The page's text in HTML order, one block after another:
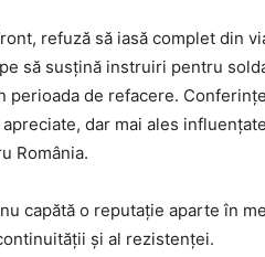
refuză să iasă complet din
să susțină instruiri pentru
perioada de refacere.
dar mai ales
România.
capătă o reputație aparte în
și al rezistenței.